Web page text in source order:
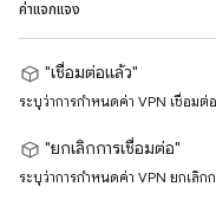
ค่าแจกแจง
"เชื่อมต่อแล้ว"
ระบุว่าการกำหนดค่า VPN เชื่อมต่
"ยกเลิกการเชื่อมต่อ"
ระบุว่าการกำหนดค่า VPN ยกเลิก